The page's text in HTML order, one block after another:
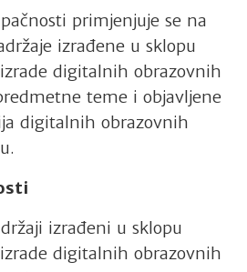
primjenjuje se na
izrađene u sklopu
digitalnih obrazovnih
teme i objavljene
digitalnih obrazovnih
izrađeni u sklopu
digitalnih obrazovnih